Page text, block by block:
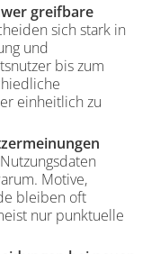
greifbare
sich stark in
und
bis zum
einheitlich zu
Motive,
bleiben oft
nur punktuelle